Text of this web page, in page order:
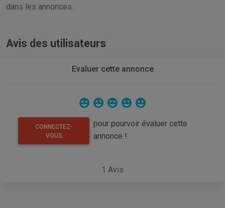
dans les annonces.
Avis des utilisateurs
Evaluer cette annonce
CONNECTEZ-
VOUS
pour pourvoir évaluer cette
annonce !
1 Avis